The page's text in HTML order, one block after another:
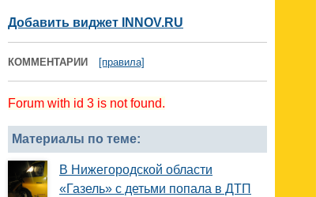
Добавить виджет INNOV.RU
КОММЕНТАРИИ [правила]
Forum with id 3 is not found.
Материалы по теме:
В Нижегородской области
«Газель» с детьми попала в ДТП